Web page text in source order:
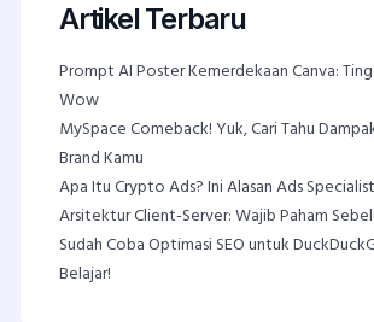
Artikel Terbaru
Prompt AI Poster Kemerdekaan Canva:
Wow
MySpace Comeback! Yuk, Cari Tahu
Brand Kamu
Apa Itu Crypto Ads? Ini Alasan Ads
Arsitektur Client-Server: Wajib Paham
Sudah Coba Optimasi SEO untuk
Belajar!